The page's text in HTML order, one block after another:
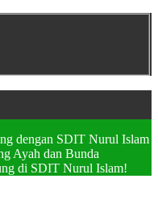
dengan SDIT Nurul Islam
Ayah dan Bunda
di SDIT Nurul Islam!